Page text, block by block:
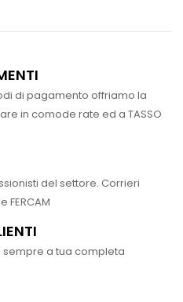
di pagamento offriamo la
in comode rate ed a TASSO
del settore. Corrieri
FERCAM
a tua completa